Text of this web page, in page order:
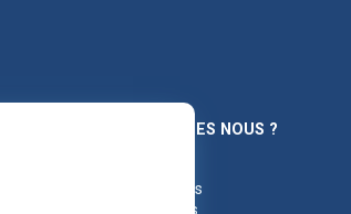
QUI SOMMES NOUS ?
Nos agences
Publications